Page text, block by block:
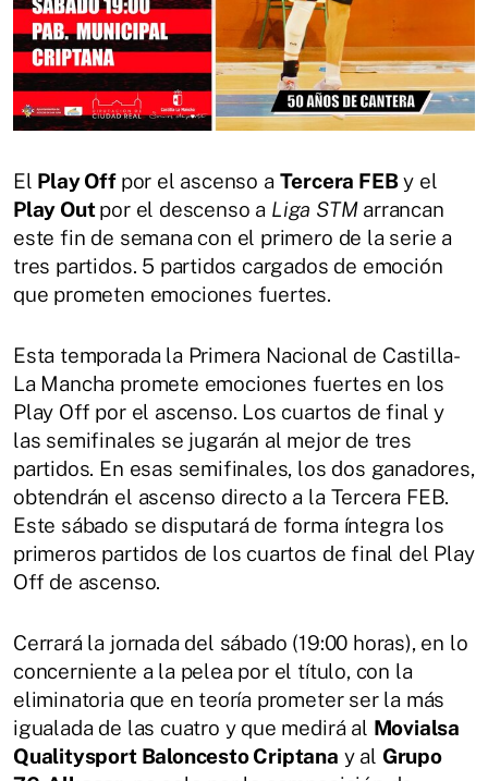
El Play Off por el ascenso a Tercera FEBy el
Play Outpor el descenso a Liga STMarrancan
este fin de semana con el primero de la serie a
tres partidos. 5 partidos cargados de emoción
que prometen emociones fuertes.
Esta temporada la Primera Nacional de Castilla-
La Mancha promete emociones fuertes en los
Play Off por el ascenso. Los cuartos de final y
las semifinales se jugarán al mejor de tres
partidos. En esas semifinales, los dos ganadores,
obtendrán el ascenso directo a la Tercera FEB.
Este sábado se disputará de forma íntegra los
primeros partidos de los cuartos de final del Play
Off de ascenso.
Cerrará la jornada del sábado (19:00 horas), en lo
concerniente a la pelea por el título, con la
eliminatoria que en teoría prometer ser la más
igualada de las cuatro y que medirá al Movialsa
Qualitysport Baloncesto Criptana y al Grupo